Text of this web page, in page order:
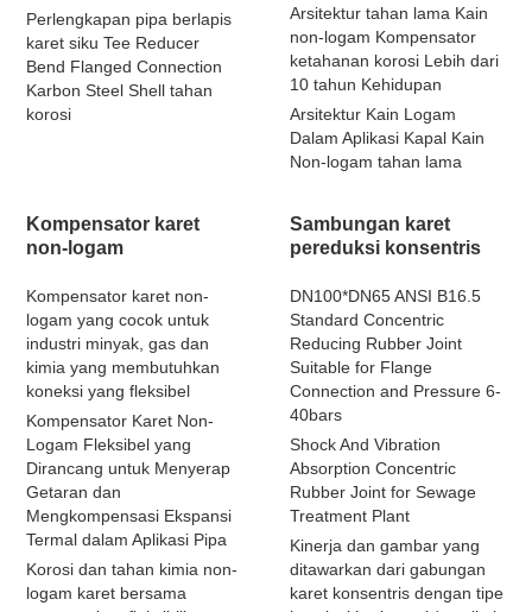
Perlengkapan pipa berlapis
karet siku Tee Reducer
Bend Flanged Connection
Karbon Steel Shell tahan
korosi
Arsitektur tahan lama Kain
non-logam Kompensator
ketahanan korosi Lebih dari
10 tahun Kehidupan
Arsitektur Kain Logam
Dalam Aplikasi Kapal Kain
Non-logam tahan lama
Kompensator karet
non-logam
Kompensator karet non-
logam yang cocok untuk
industri minyak, gas dan
kimia yang membutuhkan
koneksi yang fleksibel
Kompensator Karet Non-
Logam Fleksibel yang
Dirancang untuk Menyerap
Getaran dan
Mengkompensasi Ekspansi
Termal dalam Aplikasi Pipa
Korosi dan tahan kimia non-
logam karet bersama
Sambungan karet
pereduksi konsentris
DN100*DN65 ANSI B16.5
Standard Concentric
Reducing Rubber Joint
Suitable for Flange
Connection and Pressure 6-
40bars
Shock And Vibration
Absorption Concentric
Rubber Joint for Sewage
Treatment Plant
Kinerja dan gambar yang
ditawarkan dari gabungan
karet konsentris dengan tipe